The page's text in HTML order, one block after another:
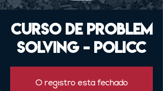
Curso de Problem
Solving - PoliCC
O registro está fechado